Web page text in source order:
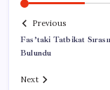
Previous
Fas’taki Tatbikat
Bulundu
Next